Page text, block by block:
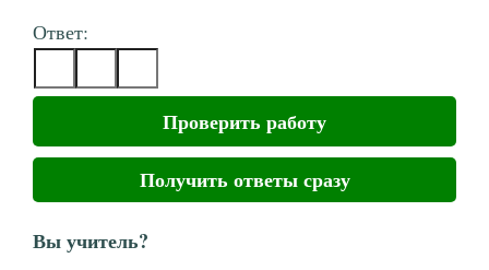
Ответ:
Проверить работу
Получить ответы сразу
Вы учитель?